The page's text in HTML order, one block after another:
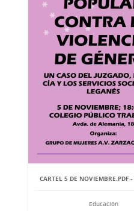
CARTEL 5 DE NOVIEMBRE.PDF
Educación